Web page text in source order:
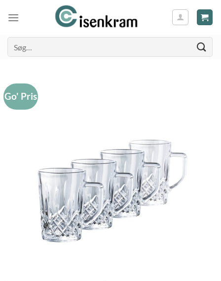
efter:
Go' Pris